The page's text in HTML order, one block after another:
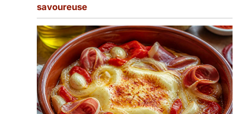
savoureuse